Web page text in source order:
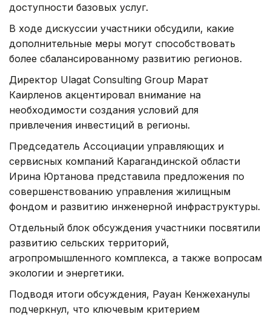
доступности базовых услуг.
В ходе дискуссии участники обсудили, какие
дополнительные меры могут способствовать
более сбалансированному развитию регионов.
Директор Ulagat Consulting Group Марат
Каирленов акцентировал внимание на
необходимости создания условий для
привлечения инвестиций в регионы.
Председатель Ассоциации управляющих и
сервисных компаний Карагандинской области
Ирина Юртанова представила предложения по
совершенствованию управления жилищным
фондом и развитию инженерной инфраструктуры.
Отдельный блок обсуждения участники посвятили
развитию сельских территорий,
агропромышленного комплекса, а также вопросам
экологии и энергетики.
Подводя итоги обсуждения, Рауан Кенжеханулы
подчеркнул, что ключевым критерием